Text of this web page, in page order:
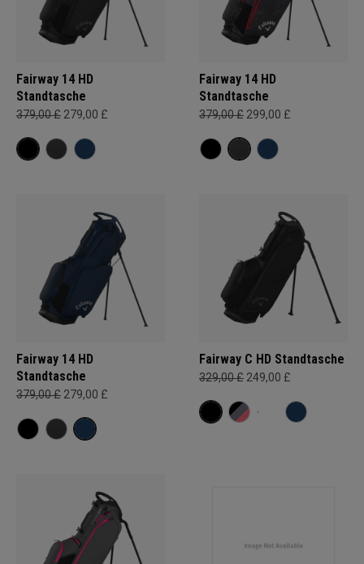
Fairway 14 HD
Standtasche
379,00 £ 279,00 £
Fairway 14 HD
Standtasche
379,00 £ 299,00 £
Fairway 14 HD
Standtasche
379,00 £ 279,00 £
Fairway C HD Standtasche
329,00 £ 249,00 £